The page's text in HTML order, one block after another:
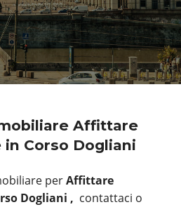
Affittare
in Corso Dogliani
perAffittare
Dogliani , contattaci o